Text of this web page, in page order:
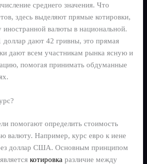
среднего значения. Что
здесь выделяют прямые котировки,
валюты в национальной.
доллар дают 42 гривны, это прямая
дают всем участникам рынка ясную и
помогая принимать обдуманные
помогают определить стоимость
валюту. Например, курс евро к иене
доллар США. Основным принципом
котировка различие между